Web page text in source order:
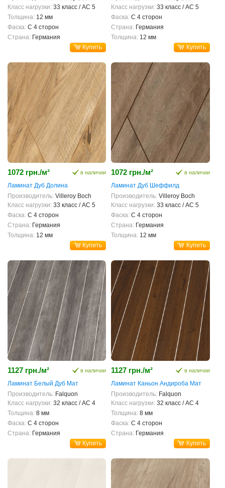
Класс нагрузки: 33 класс / AC 5
Толщина: 12 мм
Фаска: С 4 сторон
Страна: Германия
Купить
Класс нагрузки: 33 класс / AC 5
Фаска: С 4 сторон
Страна: Германия
Толщина: 12 мм
Купить
1072 грн./м² в наличии
Ламинат Дуб Долина
Производитель: Villeroy Boch
Класс нагрузки: 33 класс / AC 5
Фаска: С 4 сторон
Страна: Германия
Толщина: 12 мм
Купить
1072 грн./м² в наличии
Ламинат Дуб Шеффилд
Производитель: Villeroy Boch
Класс нагрузки: 33 класс / AC 5
Фаска: С 4 сторон
Страна: Германия
Толщина: 12 мм
Купить
1127 грн./м² в наличии
Ламинат Белый Дуб Мат
Производитель: Falquon
Класс нагрузки: 32 класс / AC 4
Толщина: 8 мм
Фаска: С 4 сторон
Страна: Германия
Купить
1127 грн./м² в наличии
Ламинат Каньон Андироба Мат
Производитель: Falquon
Класс нагрузки: 32 класс / AC 4
Толщина: 8 мм
Фаска: С 4 сторон
Страна: Германия
Купить